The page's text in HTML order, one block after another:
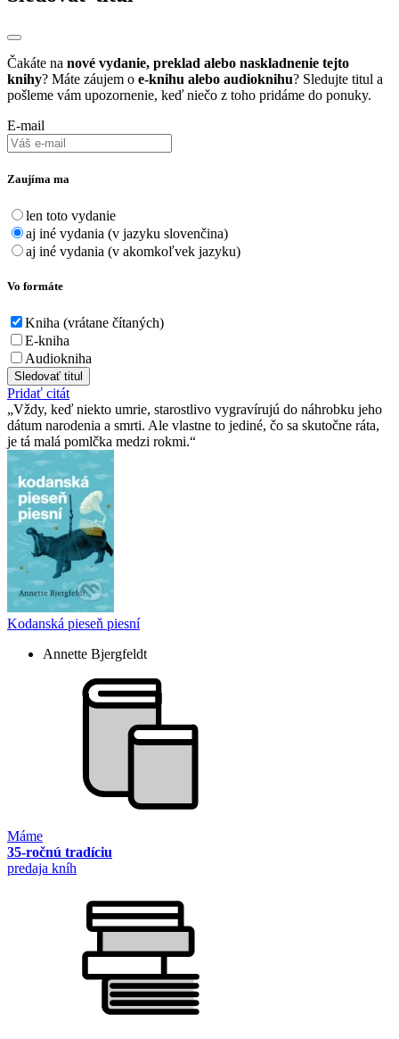
Čakáte na nové vydanie, preklad alebo naskladnenie tejto
knihy? Máte záujem o e-knihu alebo audioknihu? Sledujte titul a
pošleme vám upozornenie, keď niečo z toho pridáme do ponuky.
E-mail
Zaujíma ma
len toto vydanie
aj iné vydania (v jazyku slovenčina)
aj iné vydania (v akomkoľvek jazyku)
Vo formáte
Kniha (vrátane čítaných)
E-kniha
Audiokniha
Sledovať titul
Pridať citát
Vždy, keď niekto umrie, starostlivo vygravírujú do náhrobku jeho
dátum narodenia a smrti. Ale vlastne to jediné, čo sa skutočne ráta,
je tá malá pomlčka medzi rokmi.
Kodanská pieseň piesní
Annette Bjergfeldt
Máme
35-ročnú tradíciu
predaja kníh